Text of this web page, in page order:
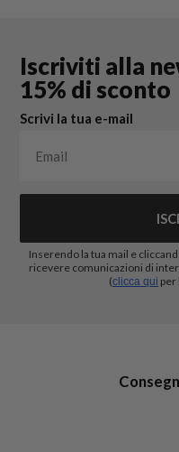
Iscriviti alla
15% di sconto
Scrivi la tua e-mail
Inserendo la tua mail e
ricevere comunicazioni di
(clicca qui per